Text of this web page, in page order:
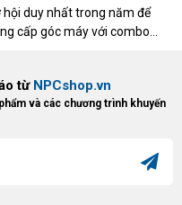
XỊN
hội duy nhất trong năm để
cấp góc máy với combo
ghế Gaming cao cấp nhất,
sẽ nhận ngay quà tặng trị giá
từ NPCshop.vn
và các chương trình khuyến